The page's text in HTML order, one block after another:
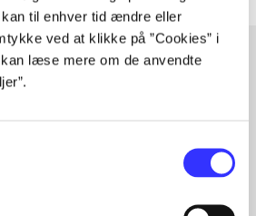
til enhver tid ændre eller
ved at klikke på ”Cookies” i
læse mere om de anvendte
emner